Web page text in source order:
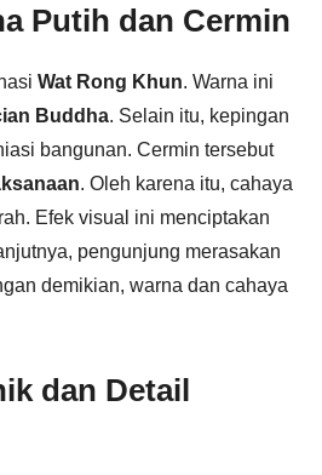
Putih dan Cermin
Wat Rong Khun. Warna ini
Buddha. Selain itu, kepingan
bangunan. Cermin tersebut
. Oleh karena itu, cahaya
Efek visual ini menciptakan
pengunjung merasakan
demikian, warna dan cahaya
dan Detail